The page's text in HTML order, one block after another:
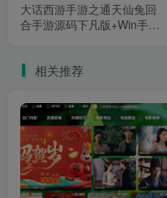
大话西游手游之通天仙兔回
合手游源码下凡版+Win手工
相关推荐